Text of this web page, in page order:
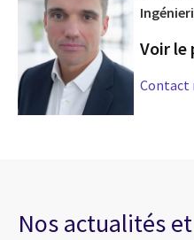
Voir
Contact
Nos actualités